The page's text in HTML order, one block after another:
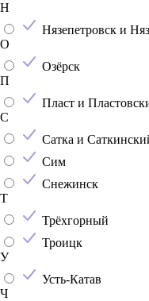
Н
Нязепетровск и
О
Озёрск
П
Пласт и
С
Сатка и
Сим
Снежинск
Т
Трёхгорный
Троицк
У
Усть-Катав
Ч